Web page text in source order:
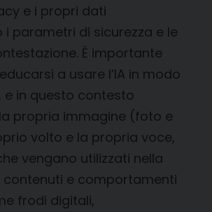
e i propri dati
parametri di sicurezza e le
È importante
a usare l’IA in modo
e in questo contesto
propria immagine (foto e
volto e la propria voce,
vengano utilizzati nella
contenuti e comportamenti
frodi digitali,